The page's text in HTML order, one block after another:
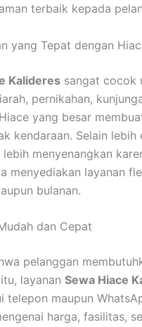
terbaik kepada
yang Tepat dengan
Kalideres sangat cocok
pernikahan,
yang besar
kendaraan. Selain
menyenangkan
menyediakan layanan
bulanan.
dan Cepat
pelanggan
layanan Sewa Hiace
telepon maupun
harga, fasilitas,